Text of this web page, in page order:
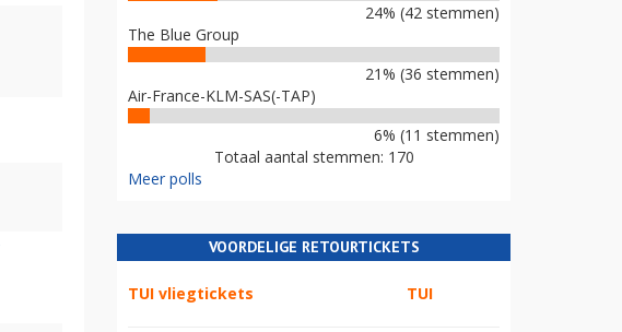
24% (42 stemmen)
The Blue Group
21% (36 stemmen)
Air-France-KLM-SAS(-TAP)
6% (11 stemmen)
Totaal aantal stemmen: 170
Meer polls
VOORDELIGE RETOURTICKETS
TUI vliegtickets TUI